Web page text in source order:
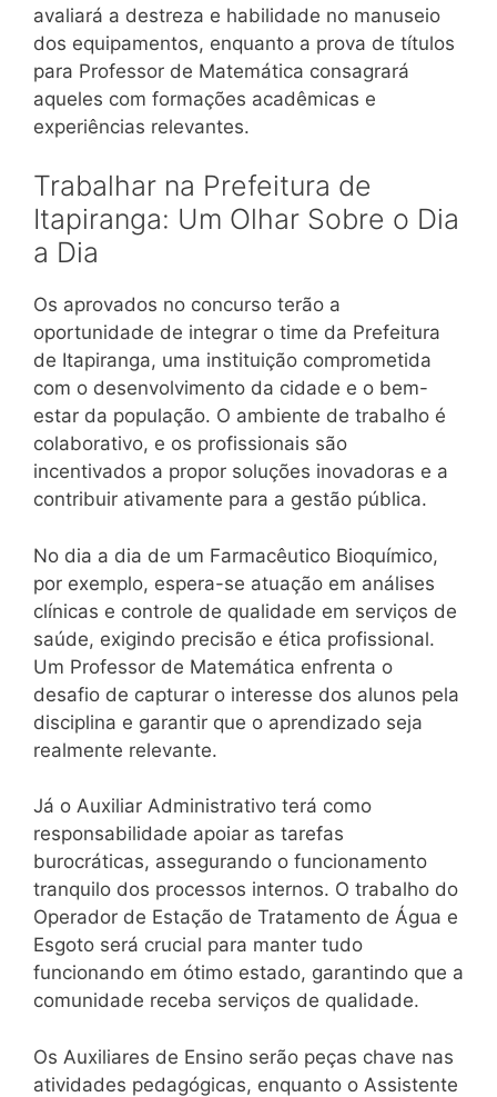
avaliará a destreza e habilidade no manuseio
dos equipamentos, enquanto a prova de títulos
para Professor de Matemática consagrará
aqueles com formações acadêmicas e
experiências relevantes.
Trabalhar na Prefeitura de
Itapiranga: Um Olhar Sobre o Dia
a Dia
Os aprovados no concurso terão a
oportunidade de integrar o time da Prefeitura
de Itapiranga, uma instituição comprometida
com o desenvolvimento da cidade e o bem-
estar da população. O ambiente de trabalho é
colaborativo, e os profissionais são
incentivados a propor soluções inovadoras e a
contribuir ativamente para a gestão pública.
No dia a dia de um Farmacêutico Bioquímico,
por exemplo, espera-se atuação em análises
clínicas e controle de qualidade em serviços de
saúde, exigindo precisão e ética profissional.
Um Professor de Matemática enfrenta o
desafio de capturar o interesse dos alunos pela
disciplina e garantir que o aprendizado seja
realmente relevante.
Já o Auxiliar Administrativo terá como
responsabilidade apoiar as tarefas
burocráticas, assegurando o funcionamento
tranquilo dos processos internos. O trabalho do
Operador de Estação de Tratamento de Água e
Esgoto será crucial para manter tudo
funcionando em ótimo estado, garantindo que a
comunidade receba serviços de qualidade.
Os Auxiliares de Ensino serão peças chave nas
atividades pedagógicas, enquanto o Assistente